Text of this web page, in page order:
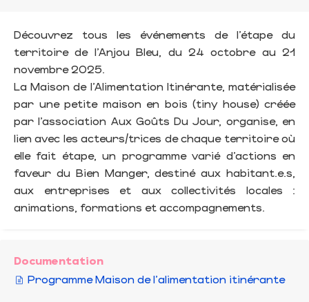
Découvrez tous les événements de l’étape du
territoire de l’Anjou Bleu, du 24 octobre au 21
novembre 2025.
La Maison de l’Alimentation Itinérante, matérialisée
par une petite maison en bois (tiny house) créée
par l’association Aux Goûts Du Jour, organise, en
lien avec les acteurs/trices de chaque territoire où
elle fait étape, un programme varié d’actions en
faveur du Bien Manger, destiné aux habitant.e.s,
aux entreprises et aux collectivités locales :
animations, formations et accompagnements.
Documentation
Programme Maison de l'alimentation itinérante